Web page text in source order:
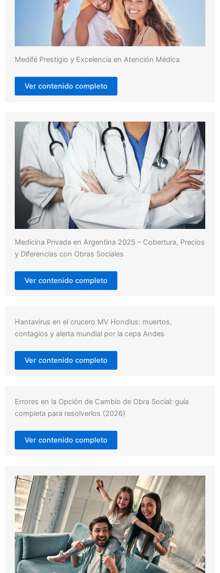
Medifé Prestigio y Excelencia en Atención Médica
Ver contenido completo
Medicina Privada en Argentina 2025 – Cobertura, Precios
y Diferencias con Obras Sociales
Ver contenido completo
Hantavirus en el crucero MV Hondius: muertos,
contagios y alerta mundial por la cepa Andes
Ver contenido completo
Errores en la Opción de Cambio de Obra Social: guía
completa para resolverlos (2026)
Ver contenido completo